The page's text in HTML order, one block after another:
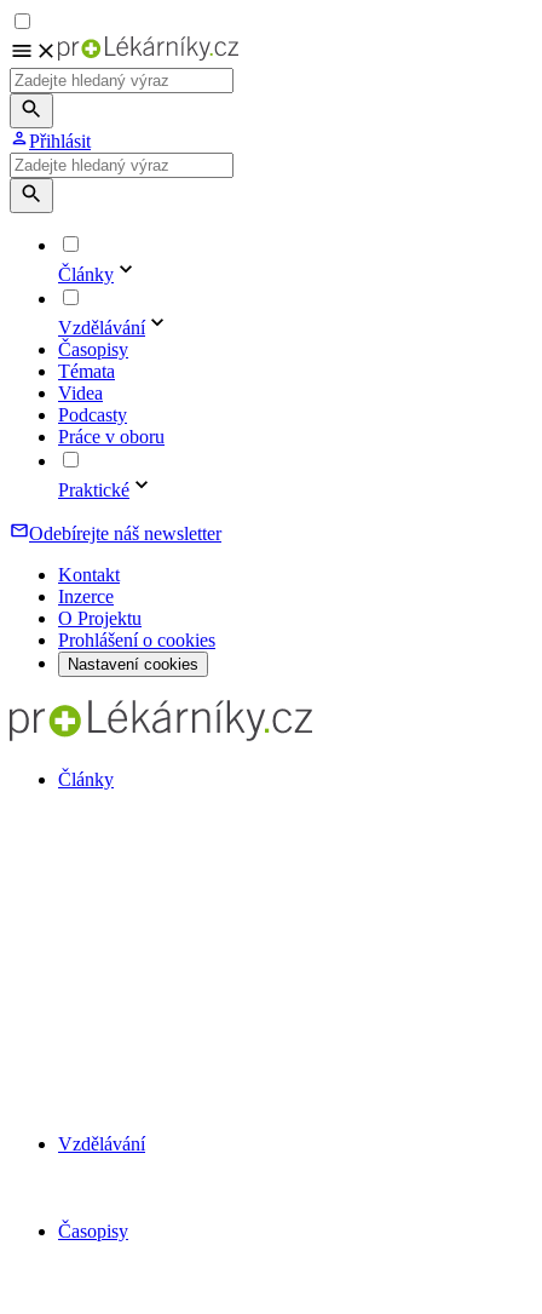
Přihlásit
Články
Vzdělávání
Časopisy
Témata
Videa
Podcasty
Práce v oboru
Praktické
Odebírejte náš newsletter
Kontakt
Inzerce
O Projektu
Prohlášení o cookies
Nastavení cookies
Články
Vzdělávání
Časopisy